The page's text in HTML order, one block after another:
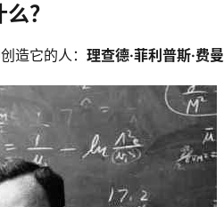
？
造它的人： 理查德·菲利普斯·费曼